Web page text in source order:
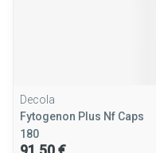
Decola
Fytogenon Plus Nf Caps
180